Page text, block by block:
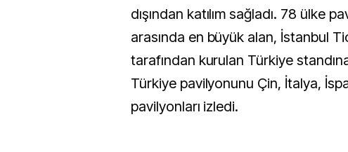
dışından katılım sağladı. 78 ülke
arasında en büyük alan, İstanbul
tarafından kurulan Türkiye standına
Türkiye pavilyonunu Çin, İtalya,
pavilyonları izledi.